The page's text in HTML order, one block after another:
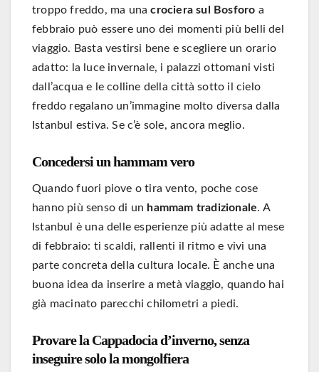
troppo freddo, ma unacrociera sul Bosforo a
febbraio può essere uno dei momenti più belli del
viaggio. Basta vestirsi bene e scegliere un orario
adatto: la luce invernale, i palazzi ottomani visti
dall’acqua e le colline della città sotto il cielo
freddo regalano un’immagine molto diversa dalla
Istanbul estiva. Se c’è sole, ancora meglio.
Concedersi un hammam vero
Quando fuori piove o tira vento, poche cose
hanno più senso di un hammam tradizionale. A
Istanbul è una delle esperienze più adatte al mese
di febbraio: ti scaldi, rallenti il ritmo e vivi una
parte concreta della cultura locale. È anche una
buona idea da inserire a metà viaggio, quando hai
già macinato parecchi chilometri a piedi.
Provare la Cappadocia d’inverno, senza
inseguire solo la mongolfiera